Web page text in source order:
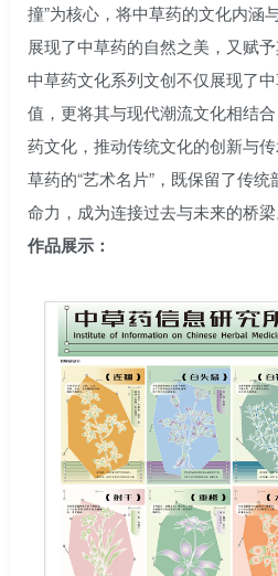
撞”为核心，将中草药的文化内涵
展现了中草药的自然之美，又赋
中草药文化系列文创不仅展现了
值，更将其与现代潮流文化相结
药文化，推动传统文化的创新与
草药的“艺术名片”，既保留了传
命力，成为连接过去与未来的桥梁
作品展示：